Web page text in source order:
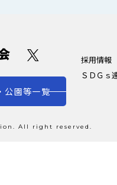
公園等一覧
採用情報
ＳＤＧｓ
All right reserved.